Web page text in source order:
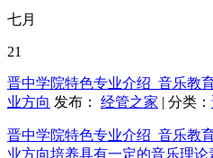
七月
21
晋中学院特色专业介绍_音乐教
业方向 发布： 经管之家 | 分类：
晋中学院特色专业介绍_音乐教
业方向培养具有一定的音乐理论